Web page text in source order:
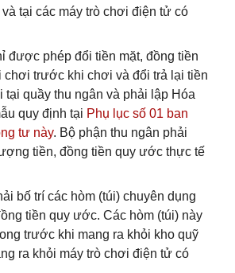
tại các máy trò chơi điện tử có
được phép đổi tiền mặt, đồng tiền
trước khi chơi và đổi trả lại tiền
quầy thu ngân và phải lập Hóa
quy định tại Phụ lục số 01 ban
tư này. Bộ phận thu ngân phải
tiền, đồng tiền quy ước thực tế
bố trí các hòm (túi) chuyên dụng
tiền quy ước. Các hòm (túi) này
trước khi mang ra khỏi kho quỹ
ra khỏi máy trò chơi điện tử có